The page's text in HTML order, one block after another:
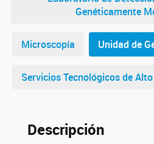
Genéticamente
Microscopía Unidad de
Servicios Tecnológicos de
Descripción